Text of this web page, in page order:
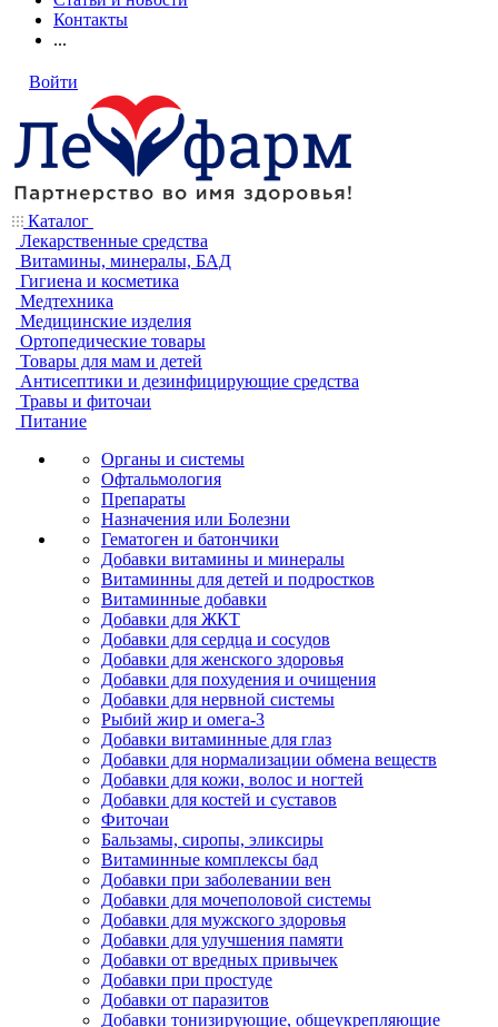
Контакты
...
Войти
Каталог
Лекарственные средства
Витамины, минералы, БАД
Гигиена и косметика
Медтехника
Медицинские изделия
Ортопедические товары
Товары для мам и детей
Антисептики и дезинфицирующие средства
Травы и фиточаи
Питание
Органы и системы
Офтальмология
Препараты
Назначения или Болезни
Гематоген и батончики
Добавки витамины и минералы
Витаминны для детей и подростков
Витаминные добавки
Добавки для ЖКТ
Добавки для сердца и сосудов
Добавки для женского здоровья
Добавки для похудения и очищения
Добавки для нервной системы
Рыбий жир и омега-3
Добавки витаминные для глаз
Добавки для нормализации обмена веществ
Добавки для кожи, волос и ногтей
Добавки для костей и суставов
Фиточаи
Бальзамы, сиропы, эликсиры
Витаминные комплексы бад
Добавки при заболевании вен
Добавки для мочеполовой системы
Добавки для мужского здоровья
Добавки для улучшения памяти
Добавки от вредных привычек
Добавки при простуде
Добавки от паразитов
Добавки тонизирующие, общеукрепляющие